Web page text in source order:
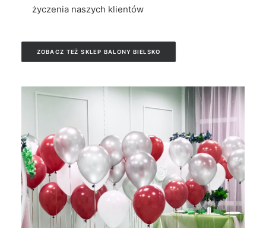
życzenia naszych klientów
ZOBACZ TEŻ SKLEP BALONY BIELSKO